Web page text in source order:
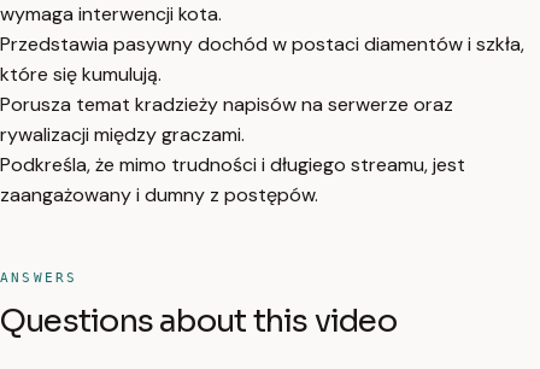
wymaga interwencji kota.
Przedstawia pasywny dochód w postaci diamentów i szkła,
które się kumulują.
Porusza temat kradzieży napisów na serwerze oraz
rywalizacji między graczami.
Podkreśla, że mimo trudności i długiego streamu, jest
zaangażowany i dumny z postępów.
ANSWERS
Questions about this video